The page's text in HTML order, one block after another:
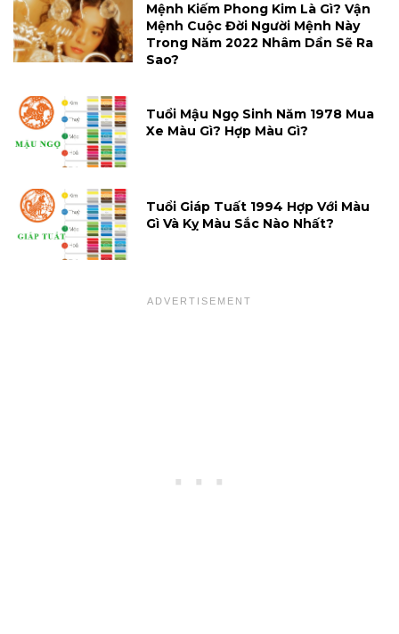
Mệnh Kiếm Phong Kim Là Gì? Vận
Mệnh Cuộc Đời Người Mệnh Này
Trong Năm 2022 Nhâm Dần Sẽ Ra
Sao?
Tuổi Mậu Ngọ Sinh Năm 1978 Mua
Xe Màu Gì? Hợp Màu Gì?
Tuổi Giáp Tuất 1994 Hợp Với Màu
Gì Và Kỵ Màu Sắc Nào Nhất?